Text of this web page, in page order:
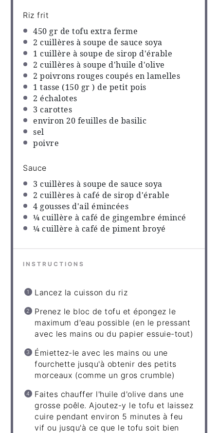
Riz frit
450 gr de tofu extra ferme
2 cuillères à soupe de sauce soya
1 cuillère à soupe de sirop d'érable
2 cuillères à soupe d'huile d'olive
2 poivrons rouges coupés en lamelles
1 tasse (150 gr ) de petit pois
2 échalotes
3 carottes
environ 20 feuilles de basilic
sel
poivre
Sauce
3 cuillères à soupe de sauce soya
2 cuillères à café de sirop d'érable
4 gousses d'ail émincées
¼ cuillère à café de gingembre émincé
¼ cuillère à café de piment broyé
INSTRUCTIONS
Lancez la cuisson du riz
Prenez le bloc de tofu et épongez le
maximum d'eau possible (en le pressant
avec les mains ou du papier essuie-tout)
Émiettez-le avec les mains ou une
fourchette jusqu'à obtenir des petits
morceaux (comme un gros crumble)
Faites chauffer l'huile d'olive dans une
grosse poêle. Ajoutez-y le tofu et laissez
cuire pendant environ 5 minutes à feu
vif ou jusqu'à ce que le tofu soit bien